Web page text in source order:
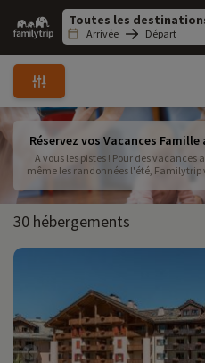
Family
trip
Arrivée Départ
Réservez vos Vacances
A vous les pistes ! Pour des vacances
même les randonnées l'été, Familytrip
à la montagne avec baby-club ou possibilité de
sont en sécurité auprès de
dévaler les pistes en toute
30 hébergements